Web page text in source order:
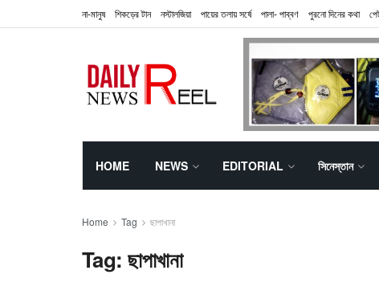
না-মানুষ শিকড়ের টান নস্টালজিয়া পায়ের তলায় সর্ষে পালা- পাব্বণ পুরনো দিনের কথা
HOME NEWS EDITORIAL সিনেস্তান
Home Tag ছাপাখানা
Tag:ছাপাখানা